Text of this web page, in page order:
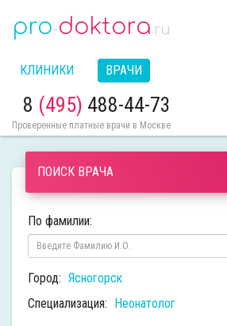
pro-doktora.ru
КЛИНИКИ ВРАЧИ
8 (495) 488-44-73
Проверенные платные врачи в Москве
ПОИСК ВРАЧА
По фамилии:
Город: Ясногорск
Специализация: Неонатолог